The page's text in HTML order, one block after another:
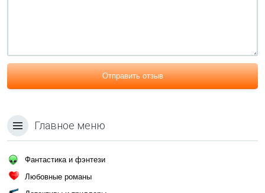
Отправить отзыв
Главное меню
Фантастика и фэнтези
Любовные романы